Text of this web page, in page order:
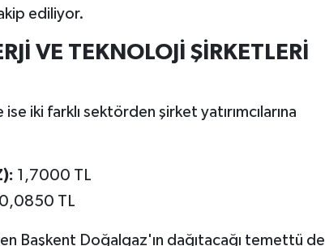
ediliyor.
VE TEKNOLOJİ ŞİRKETLERİ
iki farklı sektörden şirket yatırımcılarına
1,7000 TL
0,0850 TL
Başkent Doğalgaz'ın dağıtacağı temettü de